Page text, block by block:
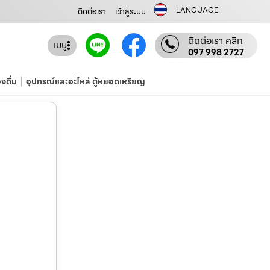
ติดต่อเรา เข้าสู่ระบบ LANGUAGE
เมนู ติดต่อเรา คลิก
097 998 2727
ดื่ม อุปกรณ์และอะไหล่ ตู้หยอดเหรียญ